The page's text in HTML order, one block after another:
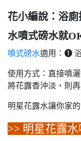
花小編說：浴
水噴式磅水就
噴式磅水適用：❶
使用方式：直接噴
將花露香沖淡，則
明星花露水讓你家
>> 明星花露